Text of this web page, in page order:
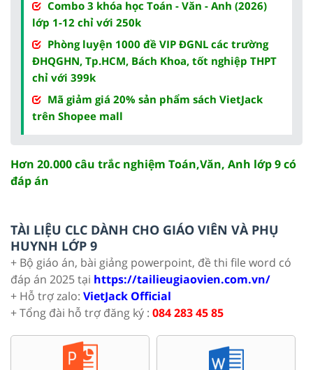
Combo 3 khóa học Toán - Văn - Anh (2026)
lớp 1-12 chỉ với 250k
Phòng luyện 1000 đề VIP ĐGNL các trường
ĐHQGHN, Tp.HCM, Bách Khoa, tốt nghiệp THPT
chỉ với 399k
Mã giảm giá 20% sản phẩm sách VietJack
trên Shopee mall
Hơn 20.000 câu trắc nghiệm Toán,Văn, Anh lớp 9 có
đáp án
TÀI LIỆU CLC DÀNH CHO GIÁO VIÊN VÀ PHỤ
HUYNH LỚP 9
+ Bộ giáo án, bài giảng powerpoint, đề thi file word có
đáp án 2025 tại https://tailieugiaovien.com.vn/
+ Hỗ trợ zalo: VietJack Official
+ Tổng đài hỗ trợ đăng ký : 084 283 45 85